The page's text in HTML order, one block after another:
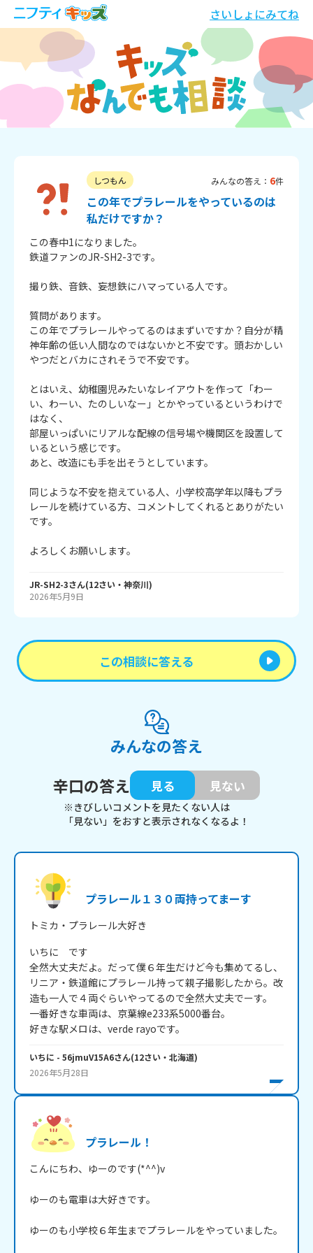
さいしょにみてね
しつもん みんなの答え： 6件
この年でプラレールをやっているのは
私だけですか？
この春中1になりました。
鉄道ファンのJR-SH2-3です。
撮り鉄、音鉄、妄想鉄にハマっている人です。
質問があります。
この年でプラレールやってるのはまずいですか？自分が精
神年齢の低い人間なのではないかと不安です。頭おかしい
やつだとバカにされそうで不安です。
とはいえ、幼稚園児みたいなレイアウトを作って「わー
い、わーい、たのしいなー」とかやっているというわけで
はなく、
部屋いっぱいにリアルな配線の信号場や機関区を設置して
いるという感じです。
あと、改造にも手を出そうとしています。
同じような不安を抱えている人、小学校高学年以降もプラ
レールを続けている方、コメントしてくれるとありがたい
です。
よろしくお願いします。
JR-SH2-3さん(12さい・ 神奈川)
2026年5月9日
この相談に答える
みんなの答え
辛口の答え
見る 見ない
※きびしいコメントを見たくない人は
「見ない」をおすと表示されなくなるよ！
プラレール１３０両持ってまーす
トミカ・プラレール大好き
いちに　です
全然大丈夫だよ。だって僕６年生だけど今も集めてるし、
リニア・鉄道館にプラレール持って親子撮影したから。改
造も一人で４両ぐらいやってるので全然大丈夫でーす。
一番好きな車両は、京葉線e233系5000番台。
好きな駅メロは、verde rayoです。
いちに - 56jmuV15A6さん(12さい・ 北海道)
2026年5月28日
プラレール！
こんにちわ、ゆーのです(*^^)v
ゆーのも電車は大好きです。
ゆーのも小学校６年生までプラレールをやっていました。